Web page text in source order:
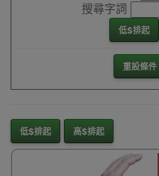
搜尋字詞
低$排起
重設條件
低$排起 高$排起